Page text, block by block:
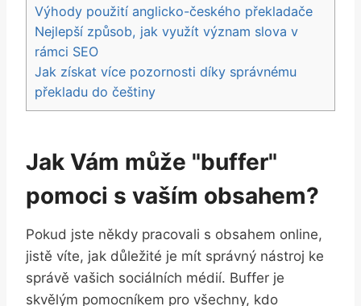
Výhody použití anglicko-českého překladače
Nejlepší způsob, jak využít význam slova v
rámci SEO
Jak získat více pozornosti díky správnému
překladu do češtiny
Jak Vám může "buffer"
pomoci s vaším obsahem?
Pokud jste někdy pracovali s obsahem online,
jistě víte, jak důležité je mít správný nástroj ke
správě vašich sociálních médií. Buffer je
skvělým pomocníkem pro všechny, kdo